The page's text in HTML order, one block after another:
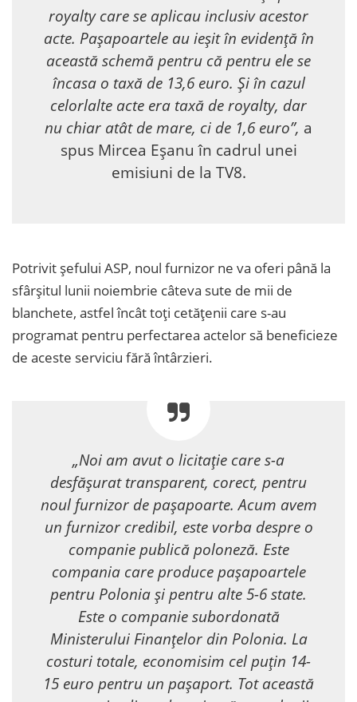
royalty care se aplicau inclusiv acestor
acte. Pașapoartele au ieșit în evidență în
această schemă pentru că pentru ele se
încasa o taxă de 13,6 euro. Și în cazul
celorlalte acte era taxă de royalty, dar
nu chiar atât de mare, ci de 1,6 euro”, a
spus Mircea Eșanu în cadrul unei
emisiuni de la TV8.
Potrivit șefului ASP, noul furnizor ne va oferi până la
sfârșitul lunii noiembrie câteva sute de mii de
blanchete, astfel încât toți cetățenii care s-au
programat pentru perfectarea actelor să beneficieze
de aceste serviciu fără întârzieri.
„Noi am avut o licitație care s-a
desfășurat transparent, corect, pentru
noul furnizor de pașapoarte. Acum avem
un furnizor credibil, este vorba despre o
companie publică poloneză. Este
compania care produce pașapoartele
pentru Polonia și pentru alte 5-6 state.
Este o companie subordonată
Ministerului Finanțelor din Polonia. La
costuri totale, economisim cel puțin 14-
15 euro pentru un pașaport. Tot această